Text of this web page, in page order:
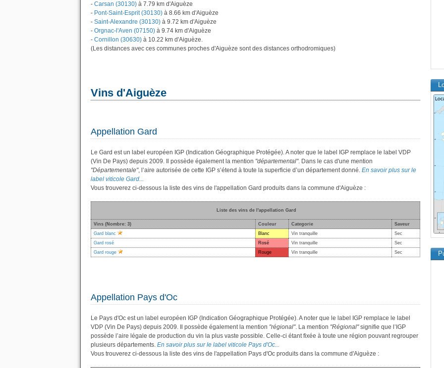
- Carsan (30130) à 7.79 km d'Aiguèze
- Pont-Saint-Esprit (30130) à 8.66 km d'Aiguèze
- Saint-Alexandre (30130) à 9.72 km d'Aiguèze
- Orgnac-l'Aven (07150) à 9.74 km d'Aiguèze
- Cornillon (30630) à 10.22 km d'Aiguèze.
(Les distances avec ces communes proches d'Aiguèze sont des distances orthodromiques)
Vins d'Aiguèze
Appellation Gard
Le Gard est un label européen IGP (Indication Géographique Protégée). A noter que le label IGP remplace le label VDP
(Vin De Pays) depuis 2009. Il possède également la mention "départemental". Dans le cas d'une mention
"Départementale", l’aire autorisée de cette IGP s’étend à toute la superficie d’un département donné. En savoir plus sur le
label viticole Gard...
Vous trouverez ci-dessous la liste des vins de l'appellation Gard produits dans la commune d'Aiguèze :
Liste des vins de l'appellation Gard
Vins (Nombre: 3) Couleur Categorie
Saveur
Gard blanc
Blanc Vin tranquille
Sec
Gard rosé
Rosé Vin tranquille
Sec
Gard rouge
Rouge Vin tranquille Sec
Appellation Pays d'Oc
Le Pays d'Oc est un label européen IGP (Indication Géographique Protégée). A noter que le label IGP remplace le label
VDP (Vin De Pays) depuis 2009. Il possède également la mention "régional". La mention "Régional"signifie que l’IGP
possède l’aire légale de production du vin la plus vaste possible. Celle-ci étant fixée à toute une région pouvant regrouper
plusieurs départements. En savoir plus sur le label viticole Pays d'Oc...
Vous trouverez ci-dessous la liste des vins de l'appellation Pays d'Oc produits dans la commune d'Aiguèze :